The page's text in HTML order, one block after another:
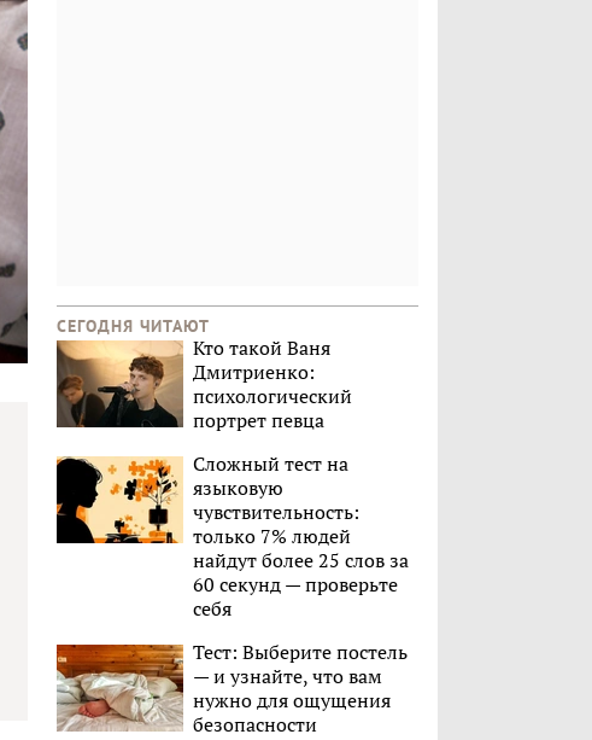
СЕГОДНЯ ЧИТАЮТ
Кто такой Ваня
Дмитриенко:
психологический
портрет певца
Сложный тест на
языковую
чувствительность:
только 7% людей
найдут более 25 слов за
60 секунд — проверьте
себя
Тест: Выберите постель
— и узнайте, что вам
нужно для ощущения
безопасности